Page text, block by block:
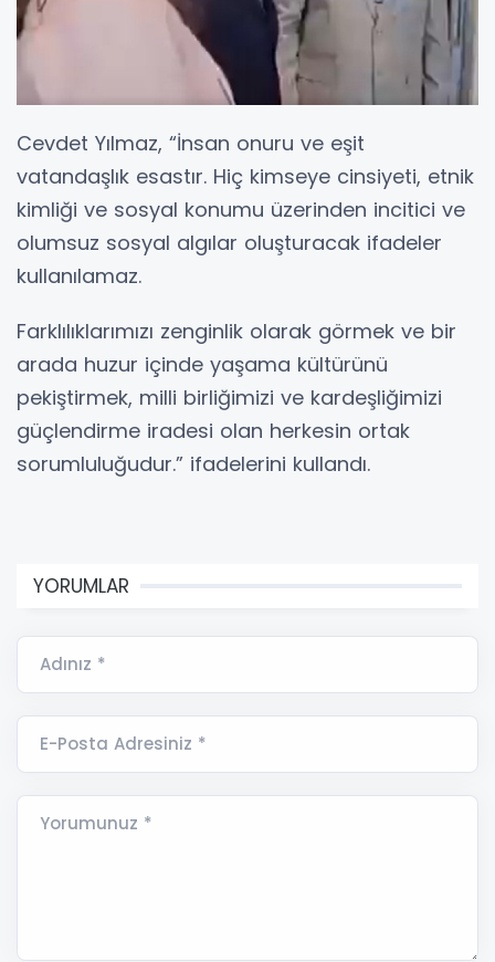
Cevdet Yılmaz, “İnsan onuru ve eşit
vatandaşlık esastır. Hiç kimseye cinsiyeti, etnik
kimliği ve sosyal konumu üzerinden incitici ve
olumsuz sosyal algılar oluşturacak ifadeler
kullanılamaz.
Farklılıklarımızı zenginlik olarak görmek ve bir
arada huzur içinde yaşama kültürünü
pekiştirmek, milli birliğimizi ve kardeşliğimizi
güçlendirme iradesi olan herkesin ortak
sorumluluğudur.” ifadelerini kullandı.
YORUMLAR
Adınız *
E-Posta Adresiniz *
Yorumunuz *